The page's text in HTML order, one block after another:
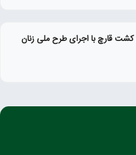
کشت قارچ با اجرای طرح ملی زنان